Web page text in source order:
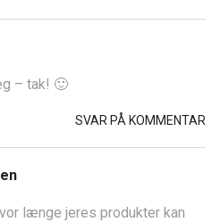
– tak! 🙂
SVAR PÅ KOMMENTAR
længe jeres produkter kan